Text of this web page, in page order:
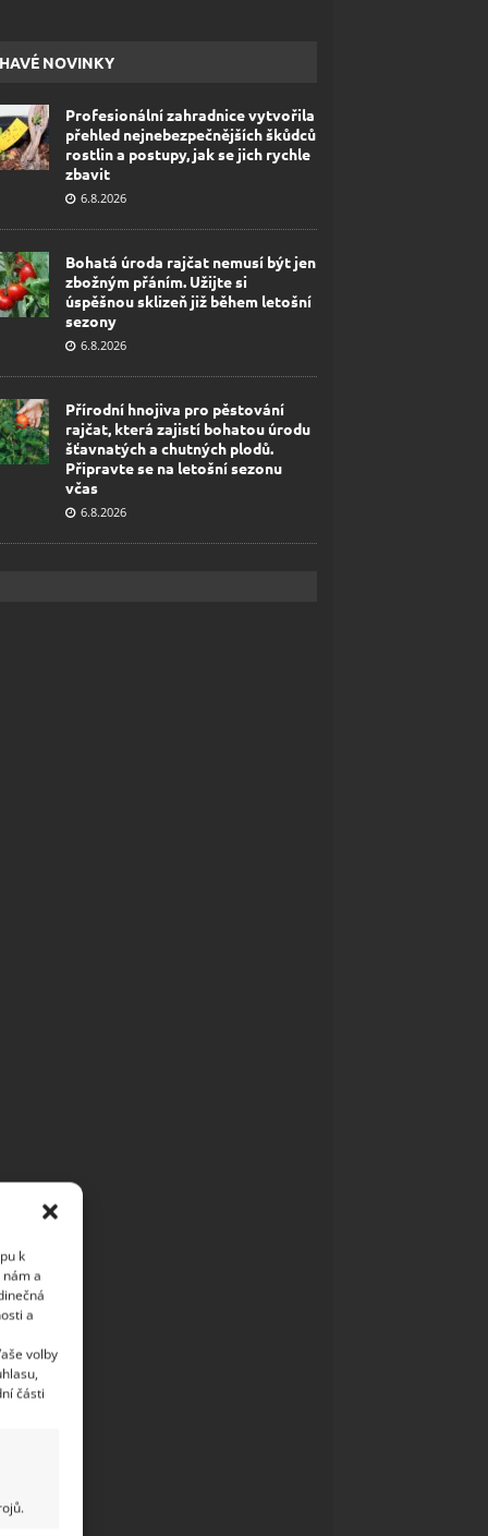
k
a
a
volby
části
NOVINKY
Profesionální zahradnice vytvořila
přehled nejnebezpečnějších škůdců
rostlin a postupy, jak se jich rychle
zbavit
6.8.2026
Bohatá úroda rajčat nemusí být jen
zbožným přáním. Užijte si
úspěšnou sklizeň již během letošní
sezony
6.8.2026
Přírodní hnojiva pro pěstování
rajčat, která zajistí bohatou úrodu
šťavnatých a chutných plodů.
Připravte se na letošní sezonu
včas
6.8.2026